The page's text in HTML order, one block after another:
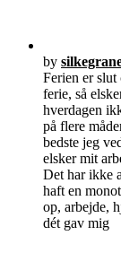
by
Ferien er
ferie, så
hverdagen
på flere
bedste jeg
elsker mit
Det har ikke
haft en
op, arbejde,
dét gav mig